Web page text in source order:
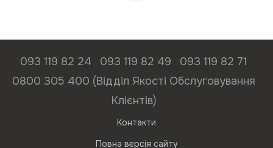
093 119 82 24 093 119 82 49
093 119 82 71
0800 305 400 (Відділ Якості Обслуговування
Клієнтів)
Контакти
Повна версія сайту